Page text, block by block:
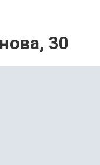
30